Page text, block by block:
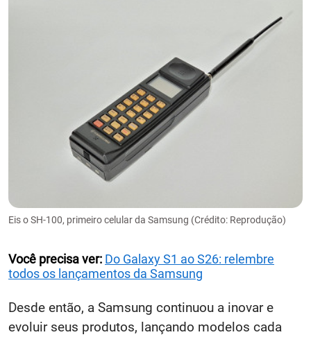
Eis o SH-100, primeiro celular da Samsung (Crédito: Reprodução)
Você precisa ver: Do Galaxy S1 ao S26: relembre
todos os lançamentos da Samsung
Desde então, a Samsung continuou a inovar e
evoluir seus produtos, lançando modelos cada